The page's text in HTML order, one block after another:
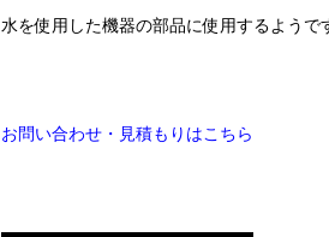
水を使用した機器の部品に使用するようで
お問い合わせ・見積もりはこちら